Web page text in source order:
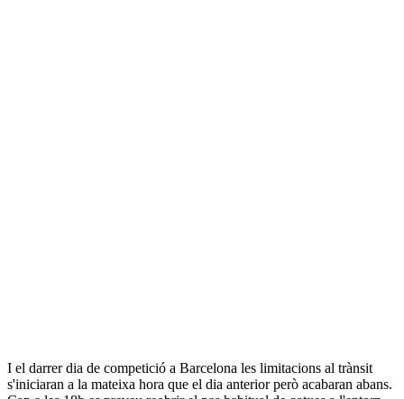
I el darrer dia de competició a Barcelona les limitacions al trànsit
s'iniciaran a la mateixa hora que el dia anterior però acabaran abans.